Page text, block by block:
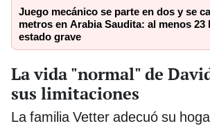
Juego mecánico se parte en dos y se
metros en Arabia Saudita: al menos 23
estado grave
La vida "normal" de
sus limitaciones
La familia Vetter adecuó su